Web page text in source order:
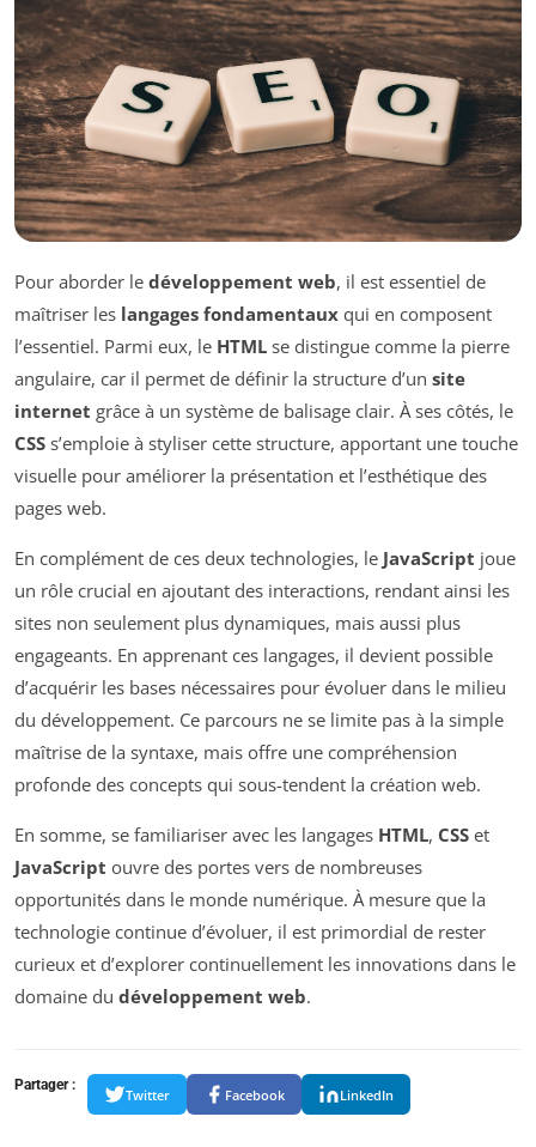
Pour aborder le développement web, il est essentiel de
maîtriser les langages fondamentaux qui en composent
l’essentiel. Parmi eux, le HTML se distingue comme la pierre
angulaire, car il permet de définir la structure d’un site
internet grâce à un système de balisage clair. À ses côtés, le
CSS s’emploie à styliser cette structure, apportant une touche
visuelle pour améliorer la présentation et l’esthétique des
pages web.
En complément de ces deux technologies, le JavaScript joue
un rôle crucial en ajoutant des interactions, rendant ainsi les
sites non seulement plus dynamiques, mais aussi plus
engageants. En apprenant ces langages, il devient possible
d’acquérir les bases nécessaires pour évoluer dans le milieu
du développement. Ce parcours ne se limite pas à la simple
maîtrise de la syntaxe, mais offre une compréhension
profonde des concepts qui sous-tendent la création web.
En somme, se familiariser avec les langages HTML, CSS et
JavaScript ouvre des portes vers de nombreuses
opportunités dans le monde numérique. À mesure que la
technologie continue d’évoluer, il est primordial de rester
curieux et d’explorer continuellement les innovations dans le
domaine du développement web.
Partager :
Twitter Facebook LinkedIn